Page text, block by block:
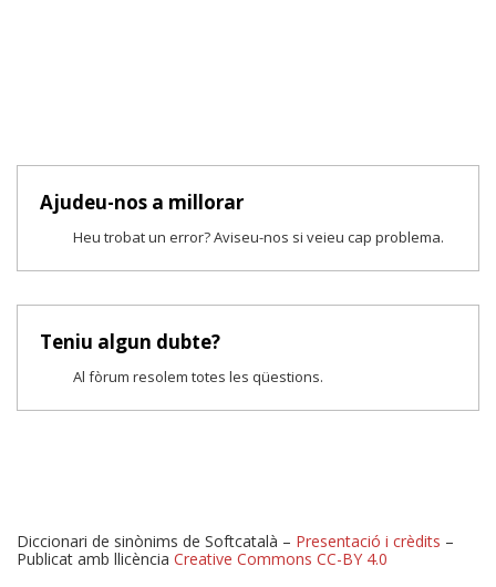
Ajudeu-nos a millorar
Heu trobat un error? Aviseu-nos si veieu cap problema.
Teniu algun dubte?
Al fòrum resolem totes les qüestions.
Diccionari de sinònims de Softcatalà – Presentació i crèdits –
Publicat amb llicència Creative Commons CC-BY 4.0